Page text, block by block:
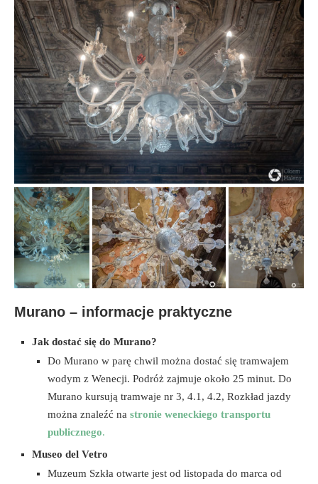
Murano – informacje praktyczne
Jak dostać się do Murano?
Do Murano w parę chwil można dostać się tramwajem
wodym z Wenecji. Podróż zajmuje około 25 minut. Do
Murano kursują tramwaje nr 3, 4.1, 4.2, Rozkład jazdy
można znaleźć na stronie weneckiego transportu
publicznego.
Museo del Vetro
Muzeum Szkła otwarte jest od listopada do marca od